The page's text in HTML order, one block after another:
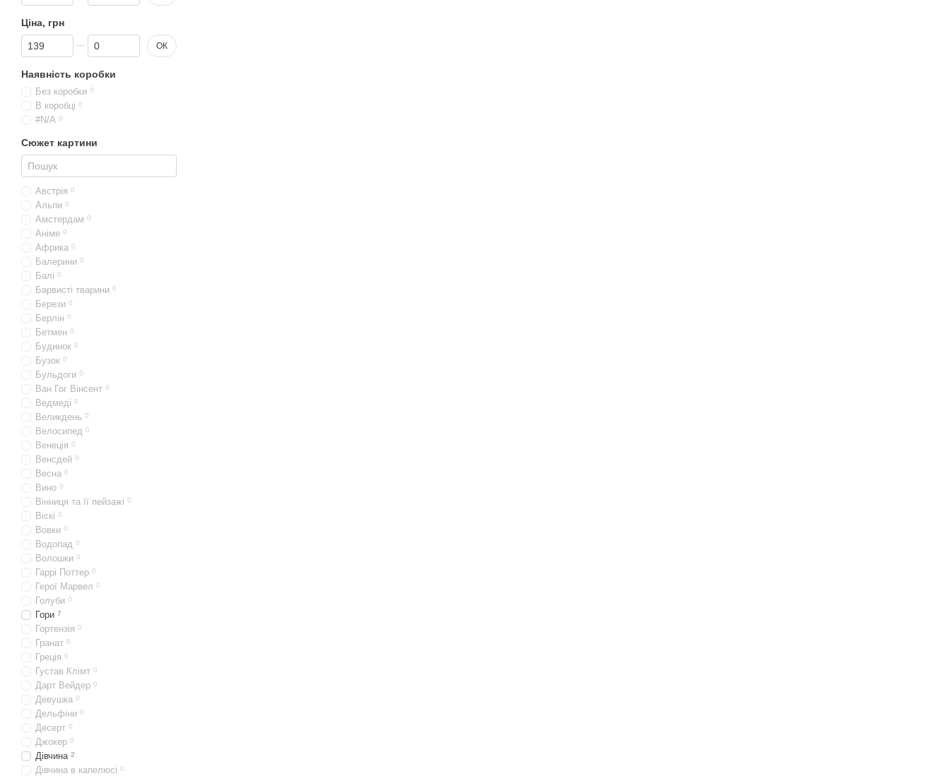
Ціна, грн
Від Ціна, грн
До Ціна, грн ОК
Наявність коробки
Без коробки 0
В коробці 0
#N/A 0
Сюжет картини
Австрія 0
Альпи 0
Амстердам 0
Аніме 0
Африка 0
Балерини 0
Балі 0
Барвисті тварини 0
Берези 0
Берлін 0
Бетмен 0
Будинок 0
Бузок 0
Бульдоги 0
Ван Гог Вінсент 0
Ведмеді 0
Великдень 0
Велосипед 0
Венеція 0
Венсдей 0
Весна 0
Вино 0
Вінниця та її пейзажі 0
Віскі 0
Вовки 0
Водопад 0
Волошки 0
Гаррі Поттер 0
Герої Марвел 0
Голуби 0
Гори 7
Гортензія 0
Гранат 0
Греція 0
Густав Клімт 0
Дарт Вейдер 0
Девушка 0
Дельфіни 0
Десерт 0
Джокер 0
Дівчина 2
Дівчина в капелюсі 0